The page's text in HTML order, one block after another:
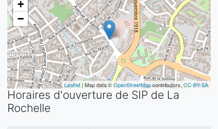
+
−
Leaflet | Map data ©OpenStreetMapcontributors,CC-BY-SA
Horaires d'ouverture de SIP de La
Rochelle